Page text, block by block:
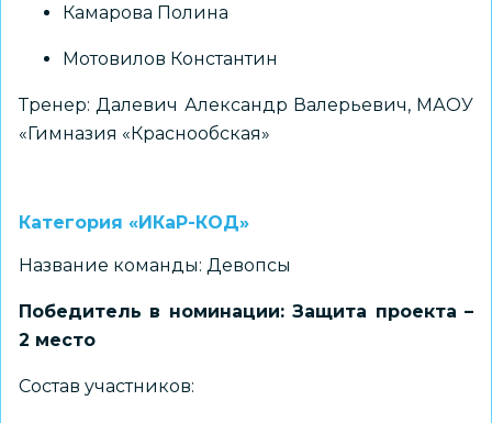
Камарова Полина
Мотовилов Константин
Тренер: Далевич Александр Валерьевич, МАОУ
«Гимназия «Краснообская»
Категория «ИКаР-КОД»
Название команды: Девопсы
Победитель в номинации: Защита проекта –
2 место
Состав участников: